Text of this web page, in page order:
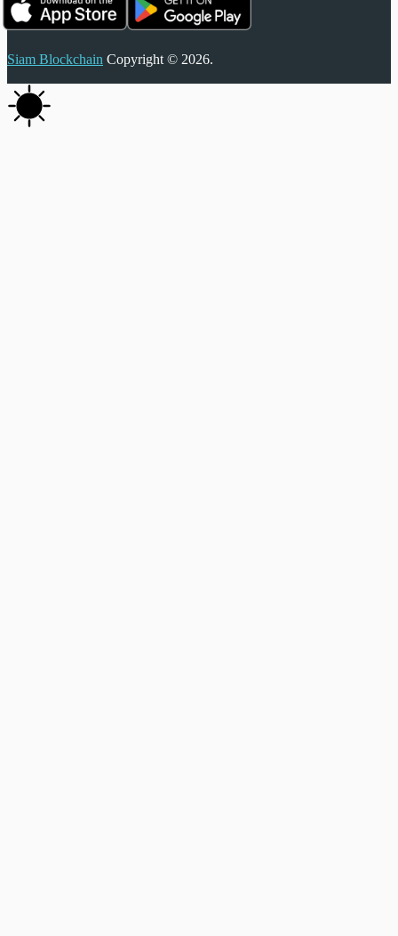
Siam Blockchain Copyright © 2026.